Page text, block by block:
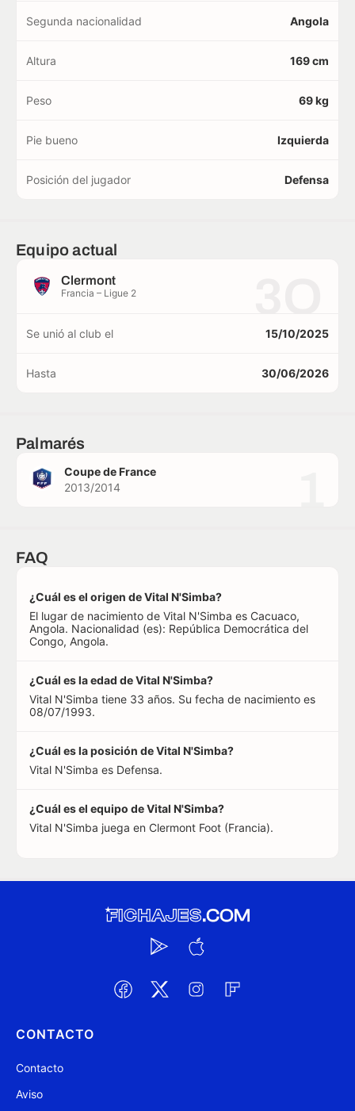
Segunda nacionalidad Angola
Altura 169 cm
Peso 69 kg
Pie bueno Izquierda
Posición del jugador Defensa
Equipo actual
Clermont
Francia – Ligue 2
Se unió al club el 15/10/2025
Hasta 30/06/2026
Palmarés
Coupe de France
2013/2014
FAQ
¿Cuál es el origen de Vital N'Simba?
El lugar de nacimiento de Vital N'Simba es Cacuaco,
Angola. Nacionalidad (es): República Democrática del
Congo, Angola.
¿Cuál es la edad de Vital N'Simba?
Vital N'Simba tiene 33 años. Su fecha de nacimiento es
08/07/1993.
¿Cuál es la posición de Vital N'Simba?
Vital N'Simba es Defensa.
¿Cuál es el equipo de Vital N'Simba?
Vital N'Simba juega en Clermont Foot (Francia).
CONTACTO
Contacto
Aviso